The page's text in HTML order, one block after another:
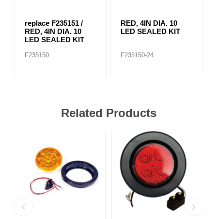
replace F235151 /
RED, 4IN DIA. 10
LED SEALED KIT
F235150
RED, 4IN DIA. 10
LED SEALED KIT
F235150-24
Related Products